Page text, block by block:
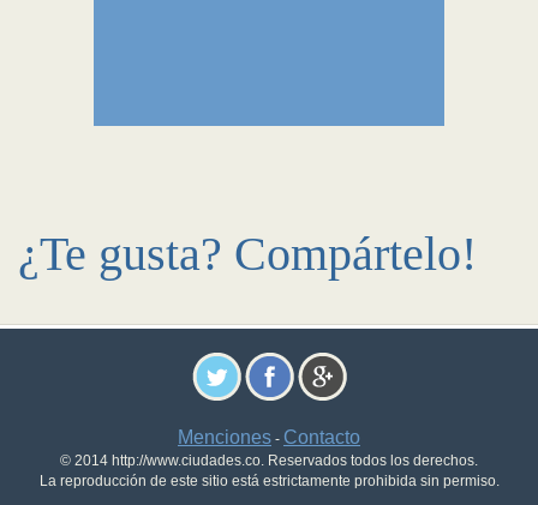
¿Te gusta? Compártelo!
Menciones - Contacto
© 2014 http://www.ciudades.co. Reservados todos los derechos.
La reproducción de este sitio está estrictamente prohibida sin permiso.